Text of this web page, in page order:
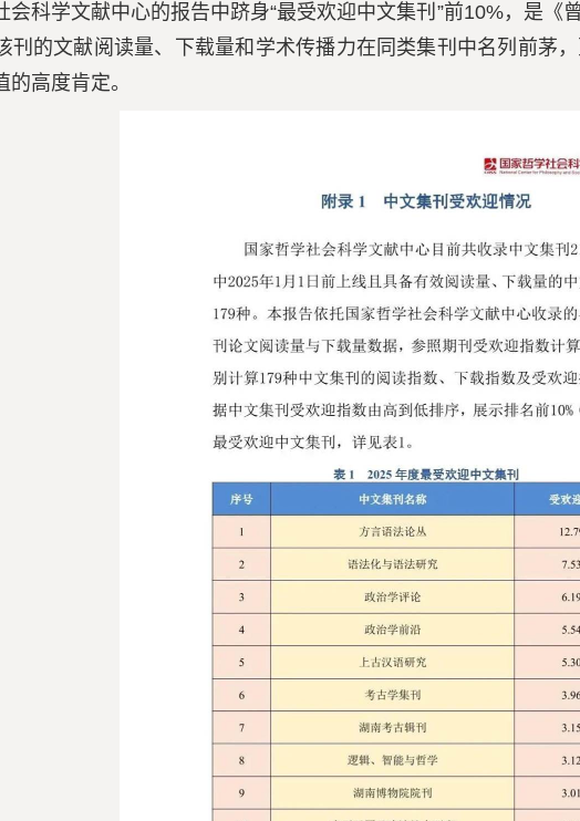
会科学文献中心的报告中跻身“最受欢迎中文集刊”前10%，是《
刊的文献阅读量、下载量和学术传播力在同类集刊中名列前茅
高度肯定。